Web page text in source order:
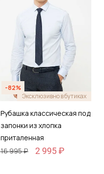
-82%
Эксклюзивно в бутиках
Рубашка классическая под
запонки из хлопка
приталенная
16 995 ₽
2 995 ₽